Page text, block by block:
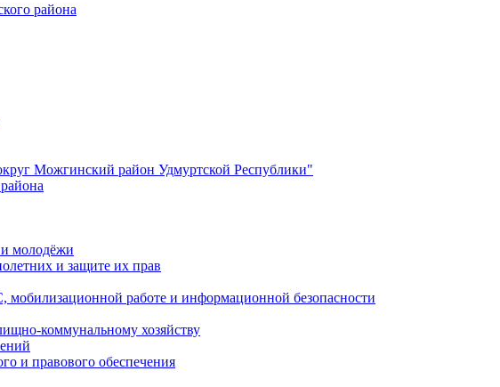
района
Можгинский район Удмуртской Республики"
и молодёжи
и защите их прав
работе и информационной безопасности
коммунальному хозяйству
и правового обеспечения